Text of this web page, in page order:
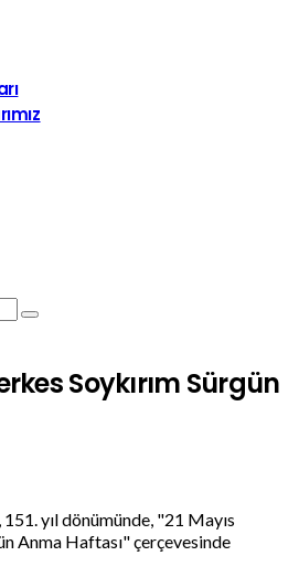
Soykırım Sürgün
yıl dönümünde, "21 Mayıs
Anma Haftası" çerçevesinde